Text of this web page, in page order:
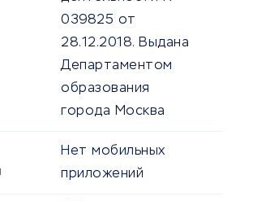
039825 от
28.12.2018. Выдана
Департаментом
образования
города Москва
Нет мобильных
приложений